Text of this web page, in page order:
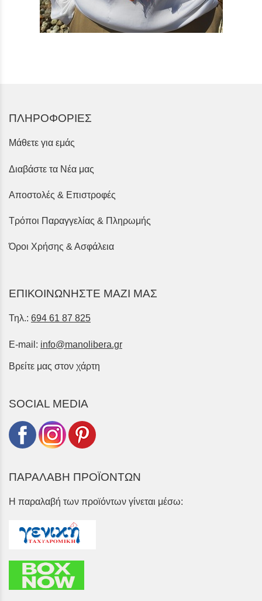
ΠΛΗΡΟΦΟΡΙΕΣ
Μάθετε για εμάς
Διαβάστε τα Νέα μας
Αποστολές & Επιστροφές
Τρόποι Παραγγελίας & Πληρωμής
Όροι Χρήσης & Ασφάλεια
ΕΠΙΚΟΙΝΩΝΗΣΤΕ ΜΑΖΙ ΜΑΣ
Τηλ.: 694 61 87 825
E-mail: info@manolibera.gr
Βρείτε μας στον χάρτη
SOCIAL MEDIA
ΠΑΡΑΛΑΒΗ ΠΡΟΪΟΝΤΩΝ
Η παραλαβή των προϊόντων γίνεται μέσω: